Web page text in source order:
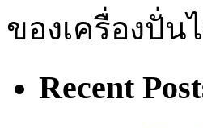
ของเครื่องปั่
Recent